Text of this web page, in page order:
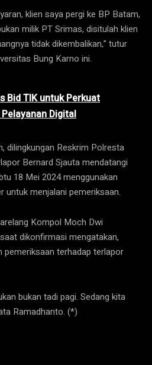
klien saya pergi ke BP Batam,
milik PT Srimas, disitulah klien
tidak dikembalikan,” tutur
Bung Karno ini.
Bid TIK untuk Perkuat
Digital
dilingkungan Reskrim Polresta
Bernard Sjauta mendatangi
18 Mei 2024 menggunakan
untuk menjalani pemeriksaan.
Kompol Moch Dwi
dikonfirmasi mengatakan,
pemeriksaan terhadap terlapor
bukan tadi pagi. Sedang kita
Ramadhanto. (*)